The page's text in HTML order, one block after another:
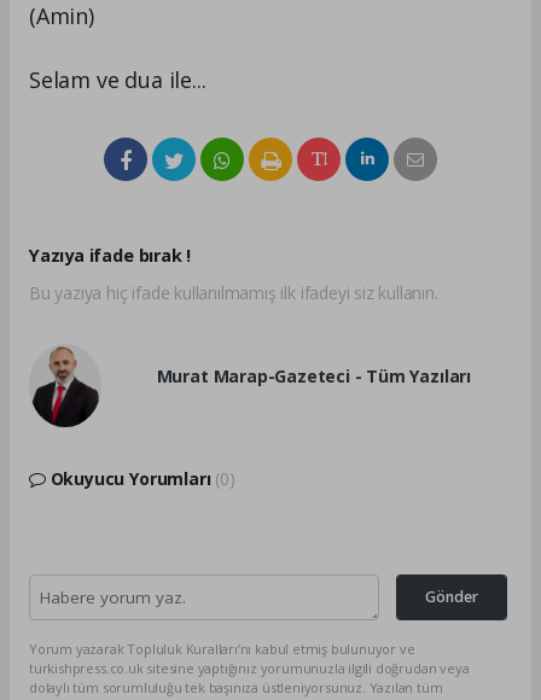
(Amin)
Selam ve dua ile...
Yazıya ifade bırak !
Bu yazıya hiç ifade kullanılmamış ilk ifadeyi siz kullanın.
Murat Marap-Gazeteci - Tüm Yazıları
Okuyucu Yorumları (0)
Gönder
Yorum yazarak Topluluk Kuralları’nı kabul etmiş bulunuyor ve
turkishpress.co.uk sitesine yaptığınız yorumunuzla ilgili doğrudan veya
dolaylı tüm sorumluluğu tek başınıza üstleniyorsunuz. Yazılan tüm